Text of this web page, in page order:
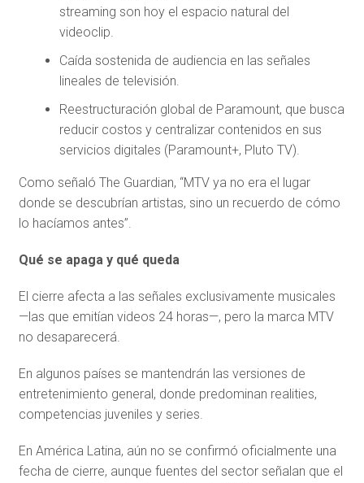
streaming son hoy el espacio natural del
videoclip.
Caída sostenida de audiencia en las señales
lineales de televisión.
Reestructuración global de Paramount, que busca
reducir costos y centralizar contenidos en sus
servicios digitales (Paramount+, Pluto TV).
Como señaló The Guardian, “MTV ya no era el lugar
donde se descubrían artistas, sino un recuerdo de cómo
lo hacíamos antes”.
Qué se apaga y qué queda
El cierre afecta a las señales exclusivamente musicales
—las que emitían videos 24 horas—, pero la marca MTV
no desaparecerá.
En algunos países se mantendrán las versiones de
entretenimiento general, donde predominan realities,
competencias juveniles y series.
En América Latina, aún no se confirmó oficialmente una
fecha de cierre, aunque fuentes del sector señalan que el